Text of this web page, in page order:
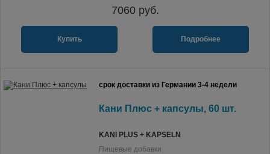
7060руб.
Купить Подробнее
срок доставки из Германии 3-4 недели
Кани Плюс + капсулы, 60 шт.
KANI PLUS + KAPSELN
Пищевые добавки